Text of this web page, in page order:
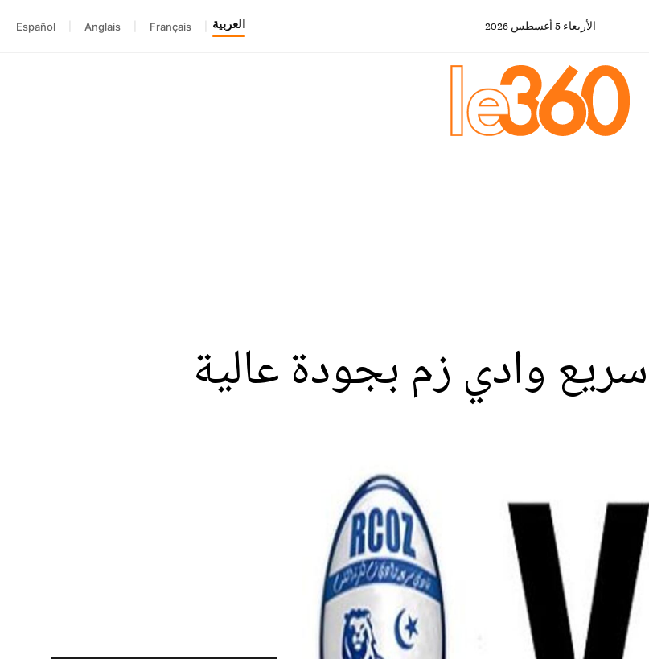
الأربعاء 5 أغسطس 2026 العربية Français
Anglais
Español
سريع وادي زم بجودة عالية